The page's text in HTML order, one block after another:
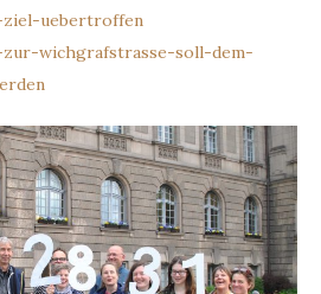
uebertroffen
wichgrafstrasse-soll-dem-